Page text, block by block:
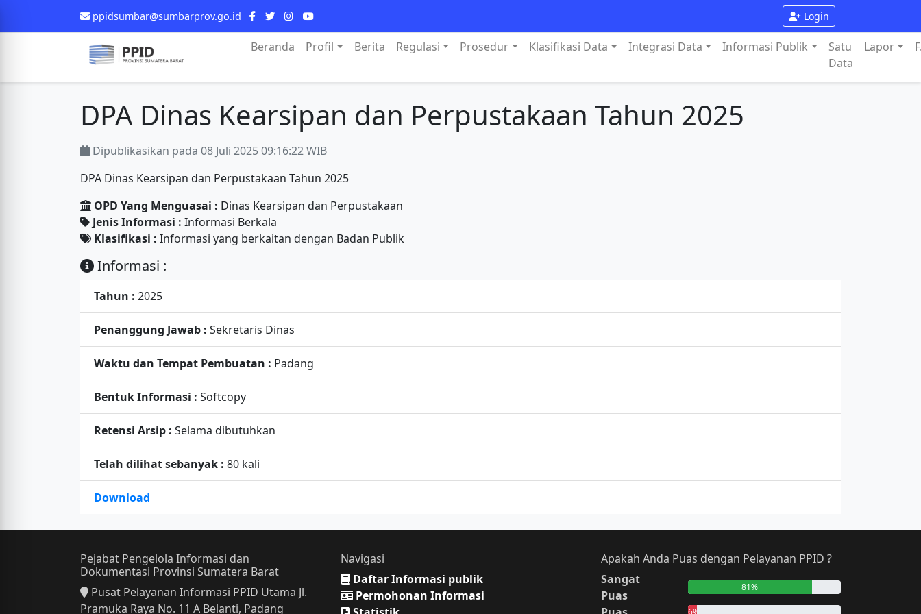
ppidsumbar@sumbarprov.go.id Login
Beranda Profil Berita Regulasi Prosedur Klasifikasi Data Integrasi Data Informasi Publik
Satu
Data
Lapor
DPA Dinas Kearsipan dan Perpustakaan Tahun 2025
Dipublikasikan pada 08 Juli 2025 09:16:22 WIB
DPA Dinas Kearsipan dan Perpustakaan Tahun 2025
OPD Yang Menguasai : Dinas Kearsipan dan Perpustakaan
Jenis Informasi : Informasi Berkala
Klasifikasi : Informasi yang berkaitan dengan Badan Publik
Informasi :
Tahun : 2025
Penanggung Jawab : Sekretaris Dinas
Waktu dan Tempat Pembuatan : Padang
Bentuk Informasi : Softcopy
Retensi Arsip : Selama dibutuhkan
Telah dilihat sebanyak : 80 kali
Download
Pejabat Pengelola Informasi dan
Dokumentasi Provinsi Sumatera Barat
Pusat Pelayanan Informasi PPID Utama Jl.
Pramuka Raya No. 11 A Belanti, Padang
Navigasi
Daftar Informasi publik
Permohonan Informasi
Apakah Anda Puas dengan Pelayanan PPID ?
Sangat
Puas
81%
6%